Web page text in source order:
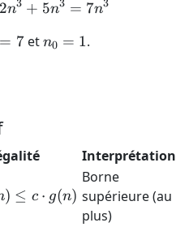
2n^3 \le f(n) \le 2n^3 +
2n3 + 5n3 = 7n3
= 7etn_0
n0 = 1.
Interprétation
) ≤ c ⋅ g(n)
Borne
supérieure (au
plus)